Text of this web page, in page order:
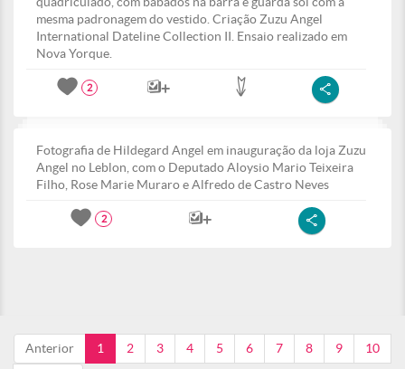
mesma padronagem do vestido. Criação Zuzu Angel
International Dateline Collection II. Ensaio realizado em
Nova Yorque.
2
Fotografia de Hildegard Angel em inauguração da loja Zuzu
Angel no Leblon, com o Deputado Aloysio Mario Teixeira
Filho, Rose Marie Muraro e Alfredo de Castro Neves
2
Anterior 1 2 3 4 5 6 7 8 9 10